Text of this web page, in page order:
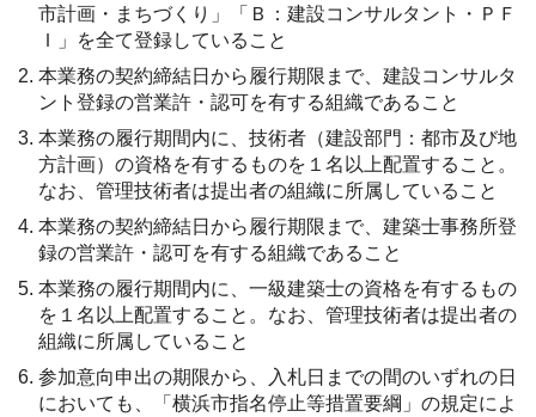
市計画・まちづくり」「Ｂ：建設コンサルタント・ＰＦ
Ｉ」を全て登録していること
本業務の契約締結日から履行期限まで、建設コンサルタ
ント登録の営業許・認可を有する組織であること
本業務の履行期間内に、技術者（建設部門：都市及び地
方計画）の資格を有するものを１名以上配置すること。
なお、管理技術者は提出者の組織に所属していること
本業務の契約締結日から履行期限まで、建築士事務所登
録の営業許・認可を有する組織であること
本業務の履行期間内に、一級建築士の資格を有するもの
を１名以上配置すること。なお、管理技術者は提出者の
組織に所属していること
参加意向申出の期限から、入札日までの間のいずれの日
においても、「横浜市指名停止等措置要綱」の規定によ